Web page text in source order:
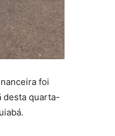
foi
desta quarta-